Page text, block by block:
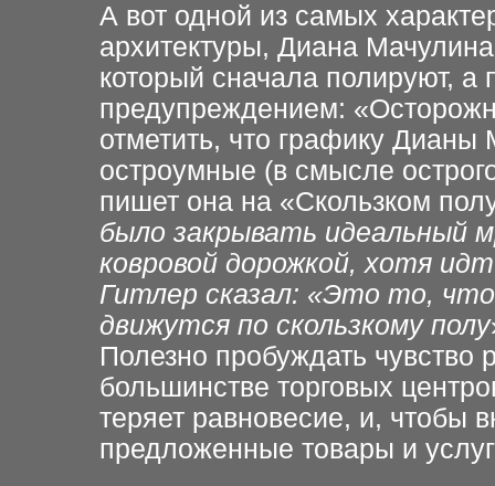
А вот одной из самых
архитектуры, Диана Мачулина
который сначала полируют, а
предупреждением:
отметить, что графику Дианы
остроумные (в смысле
пишет она на «Скользком
было закрывать идеальный
ковровой дорожкой, хотя
Гитлер сказал: «Это то, что
движутся по скользкому полу
Полезно пробуждать чувство
большинстве торговых
теряет равновесие, и, чтобы
предложенные товары и